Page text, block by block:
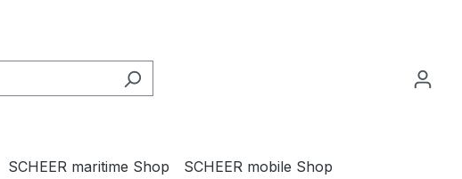
SCHEER maritime Shop SCHEER mobile Shop